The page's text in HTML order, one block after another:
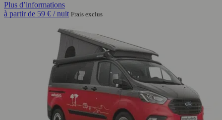
Plus d’informations
à partir de 59 € / nuit Frais exclus